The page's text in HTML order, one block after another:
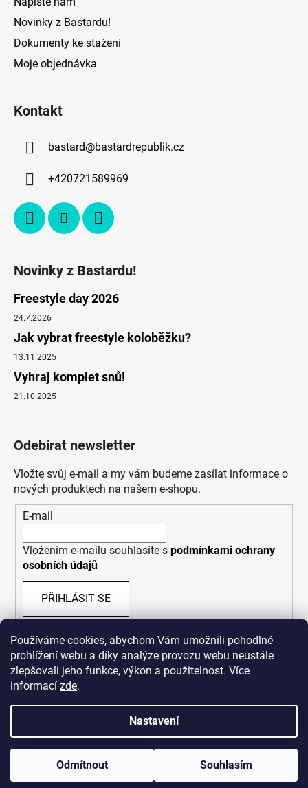
Používáme cookies, abychom Vám umožnili pohodlné
prohlížení webu a díky analýze provozu webu neustále
zlepšovali jeho funkce, výkon a použitelnost. Více
informací zde.
Nastavení
Odmítnout Souhlasím
Novinky z Bastardu!
Dokumenty ke stažení
Moje objednávka
Kontakt
bastard@bastardrepublik.cz
+420721589969
Novinky z Bastardu!
Freestyle day 2026
24.7.2026
Jak vybrat freestyle koloběžku?
13.11.2025
Vyhraj komplet snů!
21.10.2025
Odebírat newsletter
Vložte svůj e-mail a my vám budeme zasílat informace o
nových produktech na našem e-shopu.
E-mail
Vložením e-mailu souhlasíte s podmínkami ochrany
osobních údajů
PŘIHLÁSIT SE
Vytvořil Shoptet
Copyright 2026
. Všechna práva
vyhrazena.